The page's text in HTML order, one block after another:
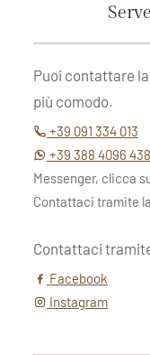
Puoi contattare
più comodo.
+39 091 334 013
+39 388 4096 438
Messenger, clicca
Contattaci tramite
Contattaci
Facebook
Instagram